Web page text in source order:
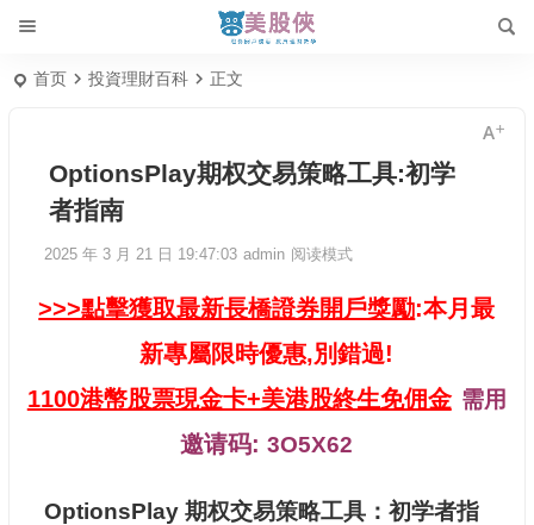
首页 投資理財百科 正文
OptionsPlay期权交易策略工具:初学
者指南
2025 年 3 月 21 日 19:47:03 admin 阅读模式
>>>點擊獲取最新長橋證券開戶獎勵:本月最
新專屬限時優惠,別錯過!
1100港幣股票現金卡+美港股終生免佣金 需用
邀请码:3O5X62
OptionsPlay 期权交易策略工具：初学者指